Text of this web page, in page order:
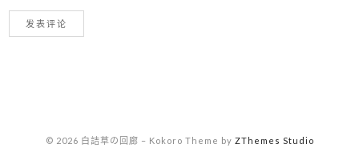
© 2026 白詰草の回廊 – Kokoro Theme by ZThemes Studio